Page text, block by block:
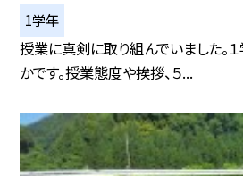
1学年
授業に真剣に取り組んでいました。
かです。授業態度や挨拶、５...